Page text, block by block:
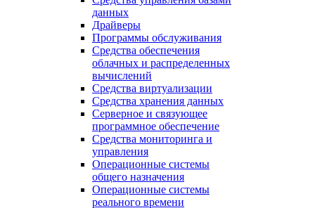
данных
Драйверы
Программы обслуживания
Средства обеспечения
облачных и распределенных
вычислений
Средства виртуализации
Средства хранения данных
Серверное и связующее
программное обеспечение
Средства мониторинга и
управления
Операционные системы
общего назначения
Операционные системы
реального времени